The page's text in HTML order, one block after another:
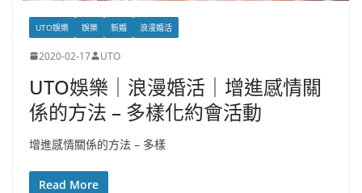
UTO娛樂 娛樂 新婚 浪漫婚活
2020-02-17 UTO
UTO娛樂｜浪漫婚活｜增進感情關
係的方法 – 多樣化約會活動
增進感情關係的方法 – 多樣
Read More